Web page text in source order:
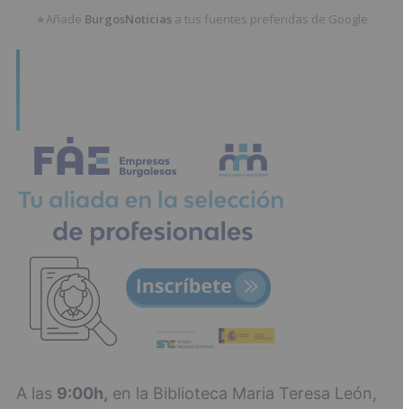
★Añade BurgosNoticias a tus fuentes preferidas de Google
A las 9:00h, en la Biblioteca Maria Teresa León,